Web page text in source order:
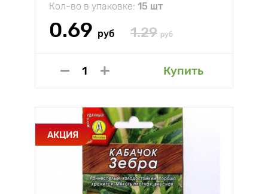
Кол-во в упаковке: 15 шт
0.69 руб 1.29 руб
Купить
АКЦИЯ